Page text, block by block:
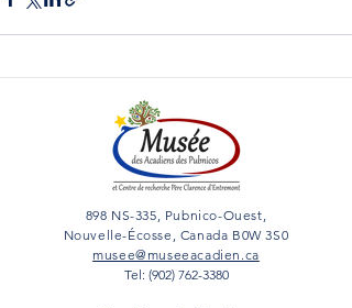
898 NS-335, Pubnico-Ouest,
Nouvelle-Écosse, Canada B0W 3S0
musee@museeacadien.ca
Tel: (902) 762-3380